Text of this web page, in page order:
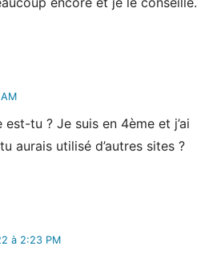
est-tu ? Je suis en 4ème et j’ai
aurais utilisé d’autres sites ?
à 2:23 PM